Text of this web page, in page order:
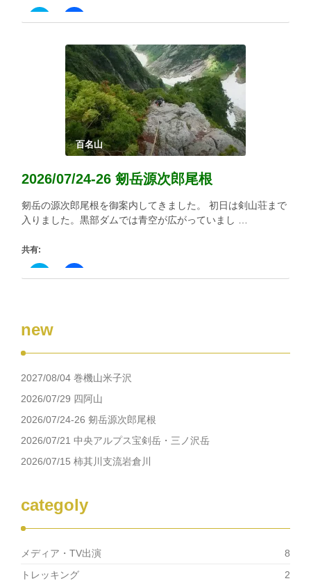
き
ま
ク
リ
Twitter
で
開
ま
す)
Facebook
で
有
す
る
に
は
ク
リ
ッ
ク
し
て
く
だ
(新
し
ウ
ィ
ン
き
ま
百名山
2026/07/24-26 剱岳源次郎尾根
剱岳の源次郎尾根を御案内してきました。 初日は剣山荘まで
入りました。黒部ダムでは青空が広がっていまし …
共有:
ク
リ
Twitter
で
有
し
い
ィ
ド
ウ
で
開
ま
Facebook
で
リ
ク
し
く
だ
さ
い
(新
し
ウ
で
開
き
new
2027/08/04 巻機山米子沢
2026/07/29 四阿山
2026/07/24-26 剱岳源次郎尾根
2026/07/21 中央アルプス宝剣岳・三ノ沢岳
2026/07/15 柿其川支流岩倉川
categoly
メディア・TV出演
8
トレッキング
2